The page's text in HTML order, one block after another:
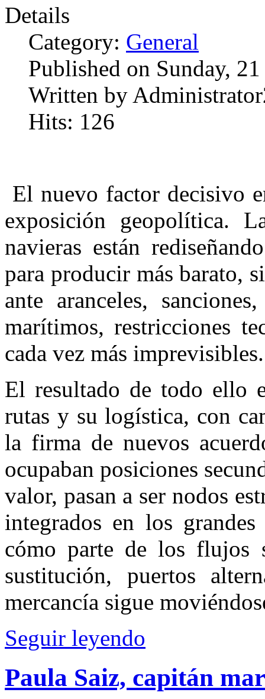
Details
Category: General
Published on Sunday,
Written by
Hits: 126
El nuevo factor decisivo
exposición geopolítica.
navieras están
para producir más barato,
ante aranceles,
marítimos, restricciones
cada vez más imprevisibles.
El resultado de todo ello
rutas y su logística, con
la firma de nuevos
ocupaban posiciones
valor, pasan a ser nodos
integrados en los grandes
cómo parte de los flujos
sustitución, puertos
mercancía sigue
Seguir leyendo
Paula Saiz, capitán